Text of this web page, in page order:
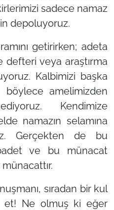
sadece namaz
depoluyoruz.
getirirken; adeta
veya araştırma
Kalbimizi başka
böylece amelimizden
Kendimize
namazın selamına
Gerçekten de bu
ve bu münacat
sıradan bir kul
et! Ne olmuş ki eğer